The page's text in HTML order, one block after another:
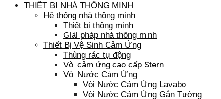
THIẾT BỊ NHÀ THÔNG MINH
Hệ thống nhà thông minh
Thiết bị thông minh
Giải pháp nhà thông minh
Thiết Bị Vệ Sinh Cảm Ứng
Thùng rác tự động
Vòi cảm ứng cao cấp Stern
Vòi Nước Cảm Ứng
Vòi Nước Cảm Ứng Lavabo
Vòi Nước Cảm Ứng Gắn Tường